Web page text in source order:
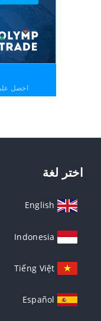
احصل على 10000 دولار مجانًا
اختر لغة
English
Indonesia
Tiếng Việt
Español